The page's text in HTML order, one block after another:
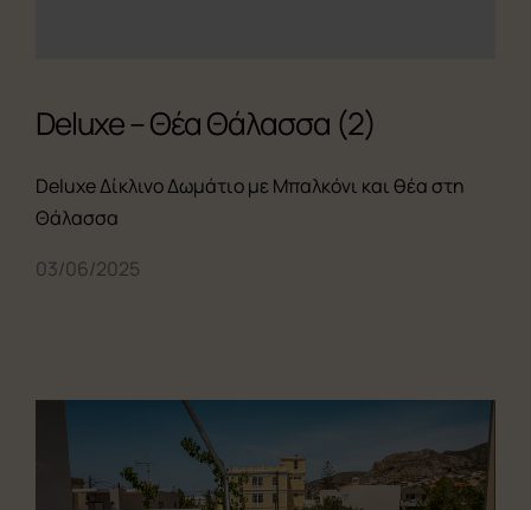
Deluxe – Θέα Θάλασσα (2)
Deluxe Δίκλινο Δωμάτιο με Μπαλκόνι και θέα στη
Θάλασσα
03/06/2025